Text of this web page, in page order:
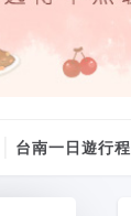
台南一日遊行程
大金冷氣維修